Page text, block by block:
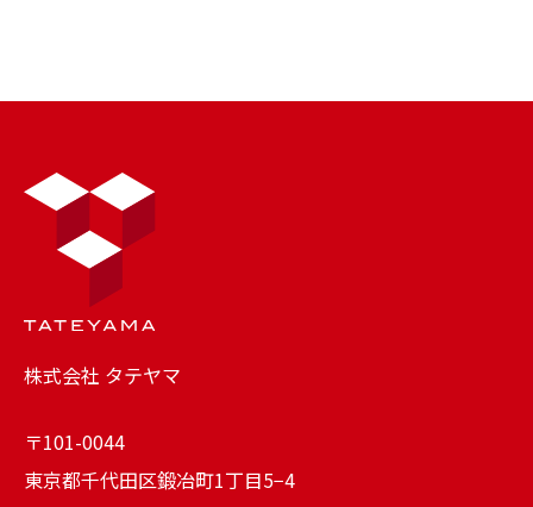
株式会社 タテヤマ
〒101-0044
東京都千代田区鍛冶町1丁目5−4